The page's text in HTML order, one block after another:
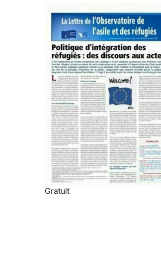
Gratuit